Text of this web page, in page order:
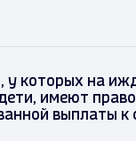
у которых на
имеют
выплаты к